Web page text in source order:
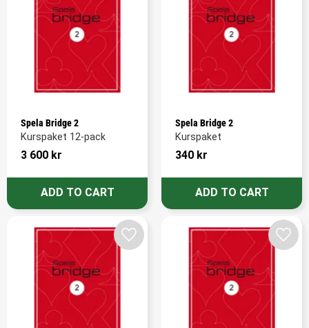
Spela Bridge 2
Kurspaket 12-pack
3 600 kr
Spela Bridge 2
Kurspaket
340 kr
Add to favorites Add